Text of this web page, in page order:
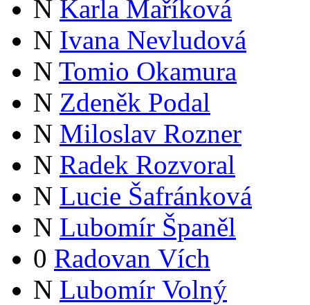
N Karla Maříková
N Ivana Nevludová
N Tomio Okamura
N Zdeněk Podal
N Miloslav Rozner
N Radek Rozvoral
N Lucie Šafránková
N Lubomír Španěl
0 Radovan Vích
N Lubomír Volný